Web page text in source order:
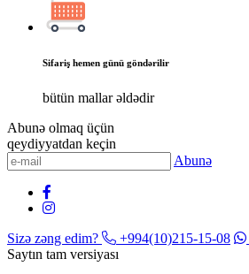
Sifariş hemen günü göndərilir
bütün mallar əldədir
Abunə olmaq üçün
qeydiyyatdan keçin
Abunə
Sizə zəng edim? +994(10)215-15-08
Saytın tam versiyası